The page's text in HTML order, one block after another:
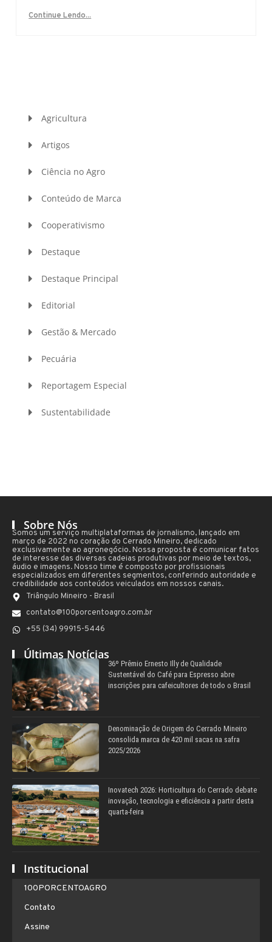
Continue Lendo...
Agricultura
Artigos
Ciência no Agro
Conteúdo de Marca
Cooperativismo
Destaque
Destaque Principal
Editorial
Gestão & Mercado
Pecuária
Reportagem Especial
Sustentabilidade
Sobre Nós
Somos um serviço multiplataformas de jornalismo, lançado em
março de 2022 no coração do Cerrado Mineiro, dedicado
exclusivamente ao agronegócio. Nossa proposta é comunicar fatos
de interesse das diversas cadeias produtivas por meio de textos,
áudio e imagens. Nosso time é composto por profissionais
especializados em diferentes segmentos, conferindo autoridade e
credibilidade aos conteúdos veiculados em nossos canais.
Triângulo Mineiro - Brasil
contato@100porcentoagro.com.br
+55 (34) 99915-5446
Últimas Notícias
36º Prêmio Ernesto Illy de Qualidade
Sustentável do Café para Espresso abre
inscrições para cafeicultores de todo o Brasil
Denominação de Origem do Cerrado Mineiro
consolida marca de 420 mil sacas na safra
2025/2026
Inovatech 2026: Horticultura do Cerrado debate
inovação, tecnologia e eficiência a partir desta
quarta-feira
Institucional
100PORCENTOAGRO
Contato
Assine